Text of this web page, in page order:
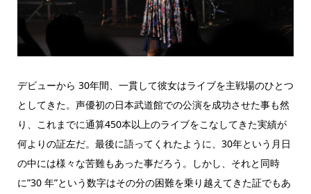
デビューから 30年間、一貫して彼女はライブを主戦場のひとつ
としてきた。声優初の日本武道館での公演を成功させた事も然
り、これまでに通算450本以上のライブをこなしてきた実績が
何よりの証左だ。最後に語ってくれたように、30年という月日
の中には様々な苦難もあった事だろう。しかし、それと同時
に”30 年”という数字はその分の困難を乗り越えてきた証でもあ